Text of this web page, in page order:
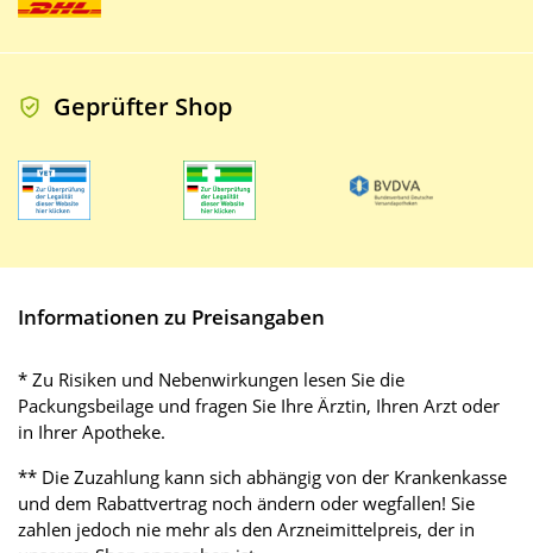
Geprüfter Shop
Informationen zu Preisangaben
* Zu Risiken und Nebenwirkungen lesen Sie die
Packungsbeilage und fragen Sie Ihre Ärztin, Ihren Arzt oder
in Ihrer Apotheke.
** Die Zuzahlung kann sich abhängig von der Krankenkasse
und dem Rabattvertrag noch ändern oder wegfallen! Sie
zahlen jedoch nie mehr als den Arzneimittelpreis, der in